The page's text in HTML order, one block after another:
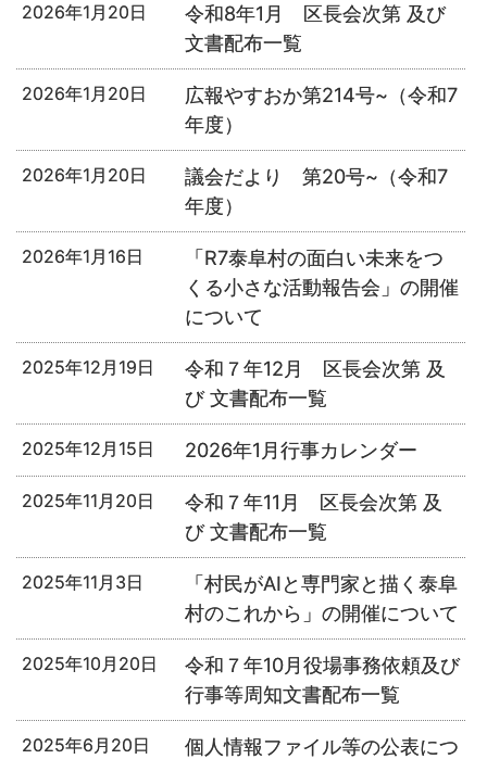
2026年1月20日
令和8年1月 区長会次第 及び
文書配布一覧
2026年1月20日
広報やすおか第214号~（令和7
年度）
2026年1月20日
議会だより 第20号~（令和7
年度）
2026年1月16日
「R7泰阜村の面白い未来をつ
くる小さな活動報告会」の開催
について
2025年12月19日
令和７年12月 区長会次第 及
び 文書配布一覧
2025年12月15日 2026年1月行事カレンダー
2025年11月20日
令和７年11月 区長会次第 及
び 文書配布一覧
2025年11月3日
「村民がAIと専門家と描く泰阜
村のこれから」の開催について
2025年10月20日
令和７年10月役場事務依頼及び
行事等周知文書配布一覧
2025年6月20日
個人情報ファイル等の公表につ